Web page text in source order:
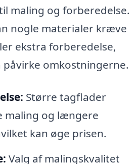
maling og forberedelse.
nogle materialer kræve
ekstra forberedelse,
påvirke omkostningerne.
Større tagflader
maling og længere
kan øge prisen.
Valg af malingskvalitet